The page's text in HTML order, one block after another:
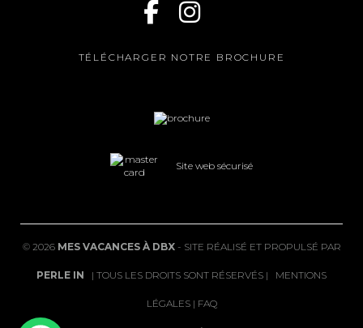
TÉLÉCHARGER NOTRE BROCHURE
Site web sécurisé
© 2026 MES VACANCES À DBX- SITE RÉALISÉ ET PROPULSÉ PAR
PERLE IN | TOUS LES DROITS SONT RÉSERVÉS | MENTIONS
LÉGALES| FAQ